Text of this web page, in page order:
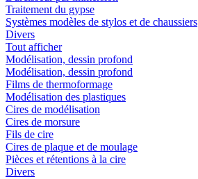
Traitement du gypse
Systèmes modèles de stylos et de chaussiers
Divers
Tout afficher
Modélisation, dessin profond
Modélisation, dessin profond
Films de thermoformage
Modélisation des plastiques
Cires de modélisation
Cires de morsure
Fils de cire
Cires de plaque et de moulage
Pièces et rétentions à la cire
Divers